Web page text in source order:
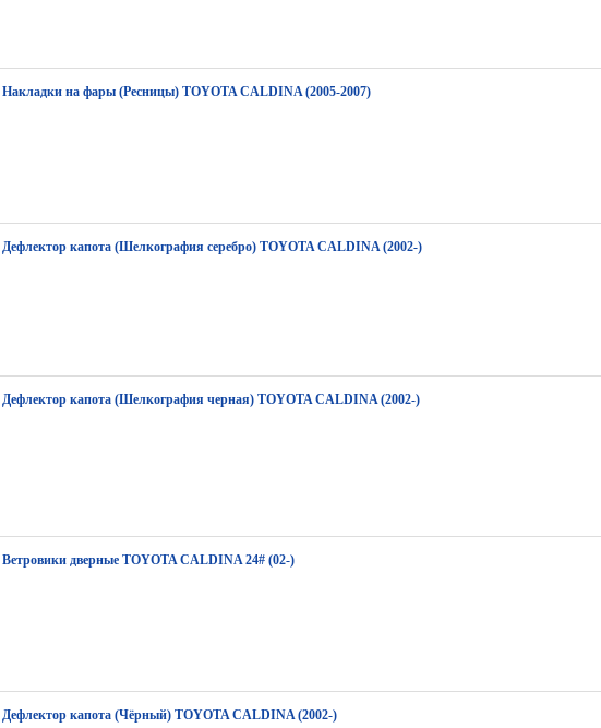
Накладки на фары (Ресницы) TOYOTA CALDINA (2005-2007)
Дефлектор капота (Шелкография серебро) TOYOTA CALDINA (2002-)
Дефлектор капота (Шелкография черная) TOYOTA CALDINA (2002-)
Ветровики дверные TOYOTA CALDINA 24# (02-)
Дефлектор капота (Чёрный) TOYOTA CALDINA (2002-)